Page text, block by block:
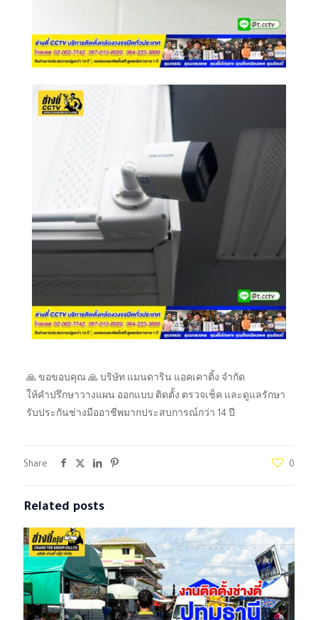
🙏 ขอขอบคุณ 🙏 บริษัท แมนดาริน แอคเคาติ้ง จำกัด
ให้คำปรึกษาวางแผน ออกแบบ ติดตั้ง ตรวจเช็ค และดูแลรักษา
รับประกันช่างมืออาชีพมากประสบการณ์กว่า 14 ปี
Share 0
Related posts